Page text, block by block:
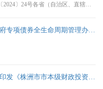
2024〕24号各省（自治区、直辖
新行动”的要求，落实中央经济工
关于印发湖南省政府专项债券全生命周期管理办法的通知